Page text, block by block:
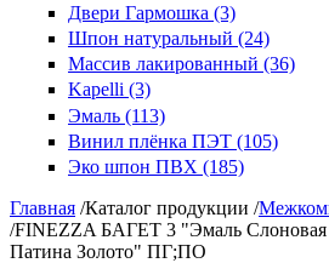
Двери Гармошка (3)
Шпон натуральный (24)
Массив лакированный (36)
Kapelli (3)
Эмаль (113)
Винил плёнка ПЭТ (105)
Эко шпон ПВХ (185)
Главная /Каталог продукции /
/FINEZZA БАГЕТ 3 "Эмаль Слоновая
Патина Золото" ПГ;ПО